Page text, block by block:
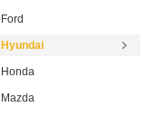
Ford
Hyundai
Honda
Mazda